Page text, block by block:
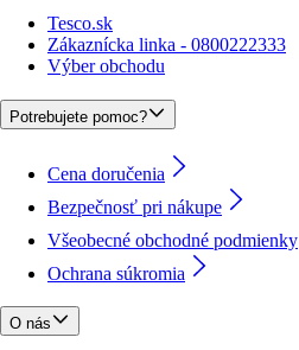
Tesco.sk
Zákaznícka linka - 0800222333
Výber obchodu
Potrebujete pomoc?
Cena doručenia
Bezpečnosť pri nákupe
Všeobecné obchodné podmienky
Ochrana súkromia
O nás